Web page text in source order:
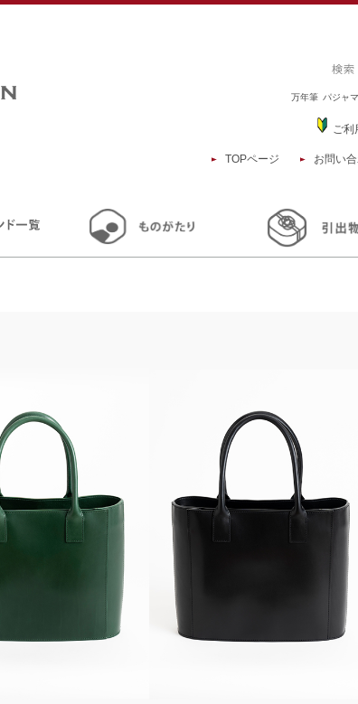
万年筆 パジャマ
ご利
TOPページ お問い